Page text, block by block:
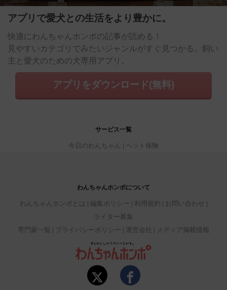
アプリで愛犬との生活をより豊かに。
快適にわんちゃんホンポの記事が読める！
見やすいカテゴリでみたいジャンルがすぐ見つかる。飼い
主と愛犬のための犬専用アプリ。
アプリをダウンロード(無料)
サービス一覧
今日のわんちゃん ペット保険
わんちゃんホンポについて
わんちゃんホンポとは 編集ポリシー 利用規約
お問い合わせ
ライター募集
専門家一覧
プライバシーポリシー 運営会社 メディア掲載情報